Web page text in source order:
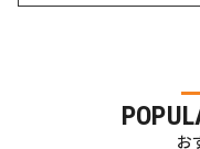
お